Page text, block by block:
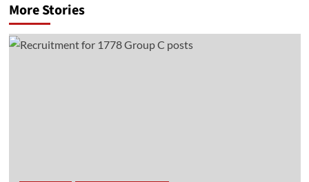
More Stories